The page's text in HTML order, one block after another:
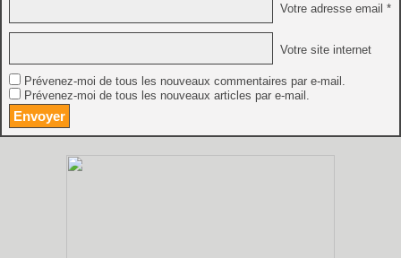
Votre adresse email *
Votre site internet
Prévenez-moi de tous les nouveaux commentaires par e-mail.
Prévenez-moi de tous les nouveaux articles par e-mail.